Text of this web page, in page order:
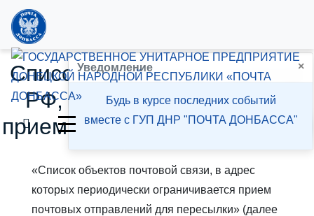
Список населенных пунктов
РФ, в которые ограничен
прием почтовых отправлений
«Список объектов почтовой связи, в адрес
которых периодически ограничивается прием
почтовых отправлений для пересылки» (далее
Уведомление ×
Будь в курсе последних событий
вместе с ГУП ДНР "ПОЧТА ДОНБАССА"